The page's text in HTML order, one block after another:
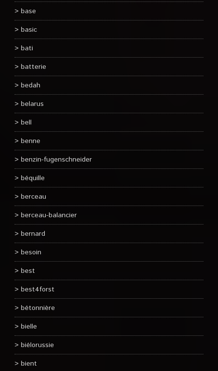
base
basic
bati
batterie
bedah
belarus
bell
benne
benzin-fugenschneider
béquille
berceau
berceau-balancier
bernard
besoin
best
best4forst
bétonnière
bielle
biélorussie
bient